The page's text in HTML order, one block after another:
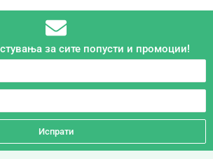
за сите попусти и промоции!
Испрати